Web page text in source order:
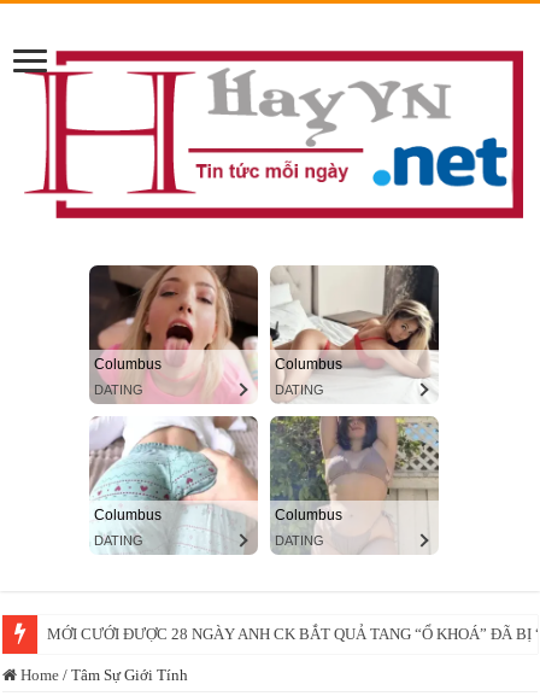
Vừa học võ xong thì ngay lúc mẹ bị cớp =)))
Home / Tâm Sự Giới Tính